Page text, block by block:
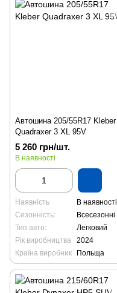
Автошина 205/55R17 Kleber
Quadraxer 3 XL 95V
5 260 грн/шт.
В наявності
Наявність
В наявності
Сезонність:
Всесезонні
Тип авто:
Легковий
Рік виробництва
2024
Країна виробник
Польща